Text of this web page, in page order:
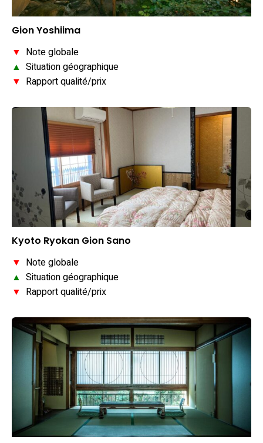
Gion Yoshiima
▼ Note globale
▲ Situation géographique
▼ Rapport qualité/prix
Kyoto Ryokan Gion Sano
▼ Note globale
▲ Situation géographique
▼ Rapport qualité/prix